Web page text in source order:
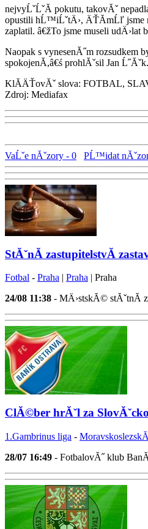
nejvyĹˇĹˇĂ­ pokutu, takovĂˇ
opustili hĹ™iĹˇtÄ›, ÄŤĂ­mĹľ jsme
zaplatil. â€žTo jsme museli udÄ›lat
Naopak s vynesenĂ˝m rozsudkem
spokojenĂ­,â€ś prohlĂˇsil Jan Ĺ˝Ăˇk.
KlĂ­ÄŤovĂˇ slova: FOTBAL,
Zdroj: Mediafax
VaĹˇe nĂˇzory - 0 PĹ™idat
StĂˇnĂ­ zastupitelstvĂ­
Fotbal - Praha | Praha | Praha
24/08 11:38 - MÄ›stskĂ© stĂˇtnĂ­
ClĂ©ber hrĂˇl za
1.Gambrinus liga -
28/07 16:49 - FotbalovĂ˝ klub